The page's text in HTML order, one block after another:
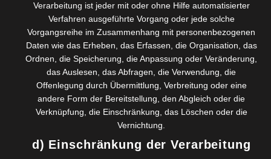
Agiles Management und Digitalisierung. Damit ist
gemeint, pragmatische Wege zu finden und den
menschlichen Faktor wiederzubeleben. Möchten Sie das
Potenzial Ihres Unternehmens dabei ausschöpfen?
Kontaktieren…
Read more
Digitalisierung wird oft falsch verstanden !
Verarbeitung ist jeder mit oder ohne Hilfe automatisierter
Verfahren ausgeführte Vorgang oder jede solche
Vorgangsreihe im Zusammenhang mit personenbezogenen
Daten wie das Erheben, das Erfassen, die Organisation, das
Ordnen, die Speicherung, die Anpassung oder Veränderung,
das Auslesen, das Abfragen, die Verwendung, die
Offenlegung durch Übermittlung, Verbreitung oder eine
andere Form der Bereitstellung, den Abgleich oder die
Verknüpfung, die Einschränkung, das Löschen oder die
Vernichtung.
d) Einschränkung der Verarbeitung